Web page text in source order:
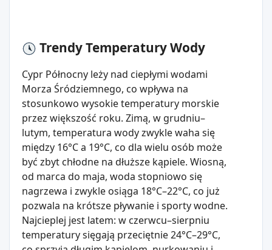
Trendy Temperatury Wody
Cypr Północny leży nad ciepłymi wodami
Morza Śródziemnego, co wpływa na
stosunkowo wysokie temperatury morskie
przez większość roku. Zimą, w grudniu–
lutym, temperatura wody zwykle waha się
między 16°C a 19°C, co dla wielu osób może
być zbyt chłodne na dłuższe kąpiele. Wiosną,
od marca do maja, woda stopniowo się
nagrzewa i zwykle osiąga 18°C–22°C, co już
pozwala na krótsze pływanie i sporty wodne.
Najcieplej jest latem: w czerwcu–sierpniu
temperatury sięgają przeciętnie 24°C–29°C,